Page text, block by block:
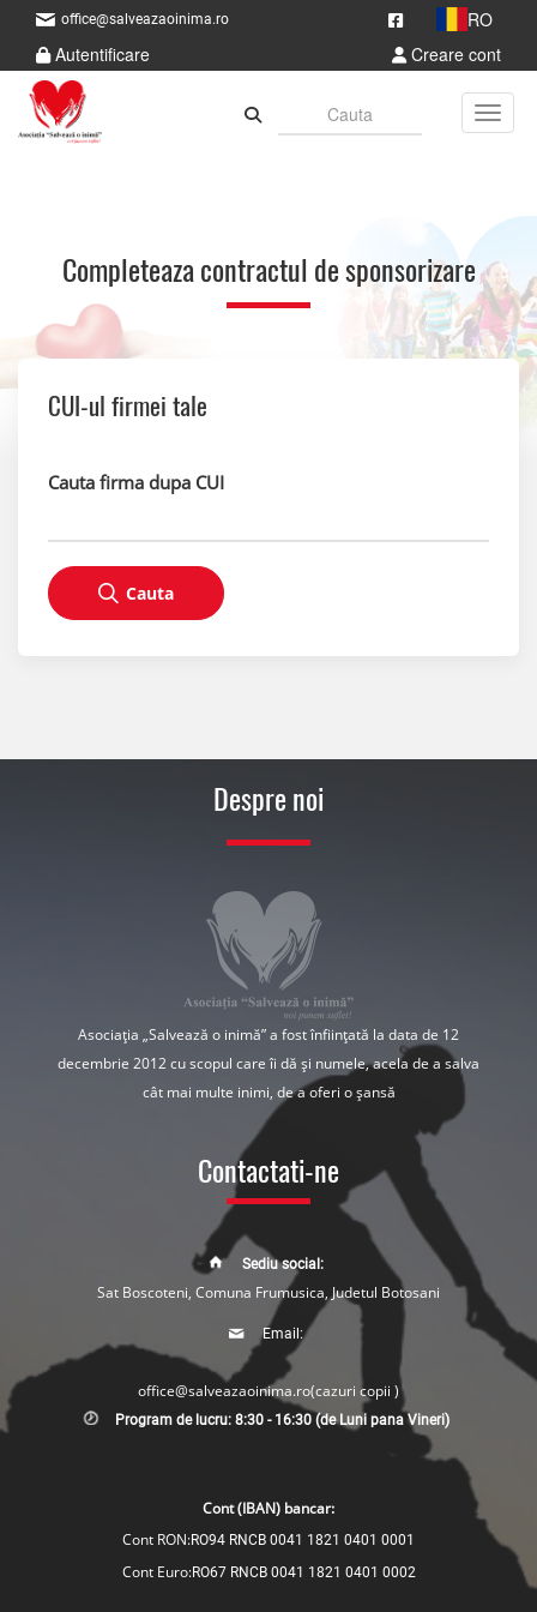
office@salveazaoinima.ro
RO
Autentificare
Creare cont
Completeaza contractul de sponsorizare
CUI-ul firmei tale
Cauta firma dupa CUI
Cauta
Despre noi
Asociația „Salvează o inimă” a fost înființată la data de 12
decembrie 2012 cu scopul care îi dă și numele, acela de a salva
cât mai multe inimi, de a oferi o șansă
Contactati-ne
Sediu social:
Sat Boscoteni, Comuna Frumusica, Judetul Botosani
Email:
office@salveazaoinima.ro(cazuri copii )
Program de lucru: 8:30 - 16:30 (de Luni pana Vineri)
Cont (IBAN) bancar:
Cont RON:RO94 RNCB 0041 1821 0401 0001
Cont Euro:RO67 RNCB 0041 1821 0401 0002